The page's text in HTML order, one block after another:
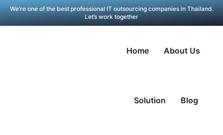
We’re one of the best professional IT outsourcing companies in Thailand.
Let’s work together
Home About Us
Solution Blog